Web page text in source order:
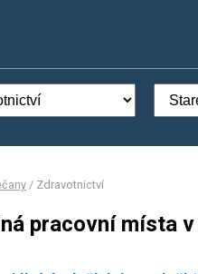
/ Zdravotnictví
pracovní místa